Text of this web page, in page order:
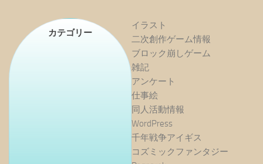
カテゴリー
イラスト
二次創作ゲーム情報
ブロック崩しゲーム
雑記
アンケート
仕事絵
同人活動情報
WordPress
千年戦争アイギス
コズミックファンタジー